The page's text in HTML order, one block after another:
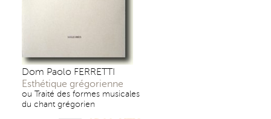
Dom Paolo FERRETTI
Esthétique grégorienne
ou Traité des formes musicales
du chant grégorien